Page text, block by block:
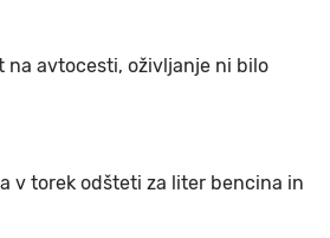
na avtocesti, oživljanje ni bilo
v torek odšteti za liter bencina in